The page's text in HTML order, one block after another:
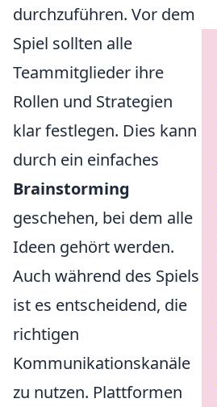
durchzuführen. Vor dem
Spiel sollten alle
Teammitglieder ihre
Rollen und Strategien
klar festlegen. Dies kann
durch ein einfaches
Brainstorming
geschehen, bei dem alle
Ideen gehört werden.
Auch während des Spiels
ist es entscheidend, die
richtigen
Kommunikationskanäle
zu nutzen. Plattformen